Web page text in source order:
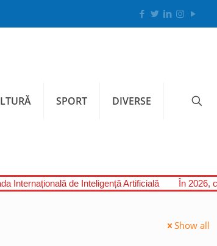
SPORT DIVERSE
Internațională de Inteligență Artificială În 2026,
Show all